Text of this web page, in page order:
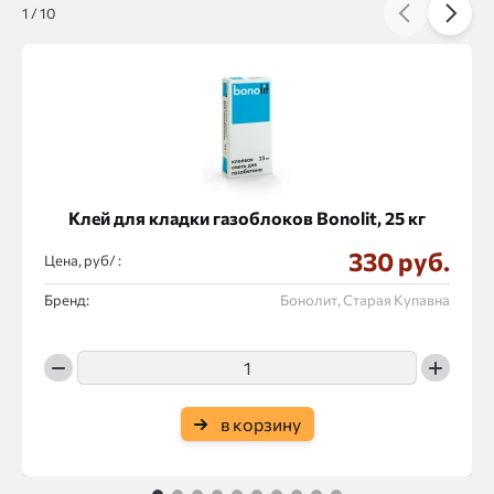
Клей для кладки газоблоков Bonolit, 25 кг
Цена, руб/ : 330 руб.
Бренд: Бонолит, Старая Купавна
в корзину
1 /10